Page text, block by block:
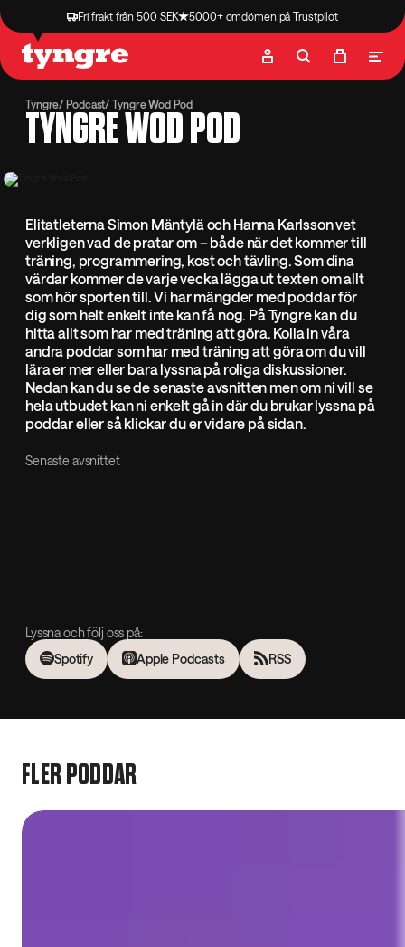
Fri frakt från 500 SEK 5000+ omdömen på Trustpilot
Butik Recept
Tyngre Podcast Tyngre Wod Pod
TYNGRE WOD POD
Elitatleterna Simon Mäntylä och Hanna Karlsson vet
verkligen vad de pratar om – både när det kommer till
träning, programmering, kost och tävling. Som dina
värdar kommer de varje vecka lägga ut texten om allt
som hör sporten till. Vi har mängder med poddar för
dig som helt enkelt inte kan få nog. På Tyngre kan du
hitta allt som har med träning att göra. Kolla in våra
andra poddar som har med träning att göra om du vill
lära er mer eller bara lyssna på roliga diskussioner.
Nedan kan du se de senaste avsnitten men om ni vill se
hela utbudet kan ni enkelt gå in där du brukar lyssna på
poddar eller så klickar du er vidare på sidan.
Senaste avsnittet
Lyssna och följ oss på:
Spotify
Apple Podcasts RSS
FLER PODDAR